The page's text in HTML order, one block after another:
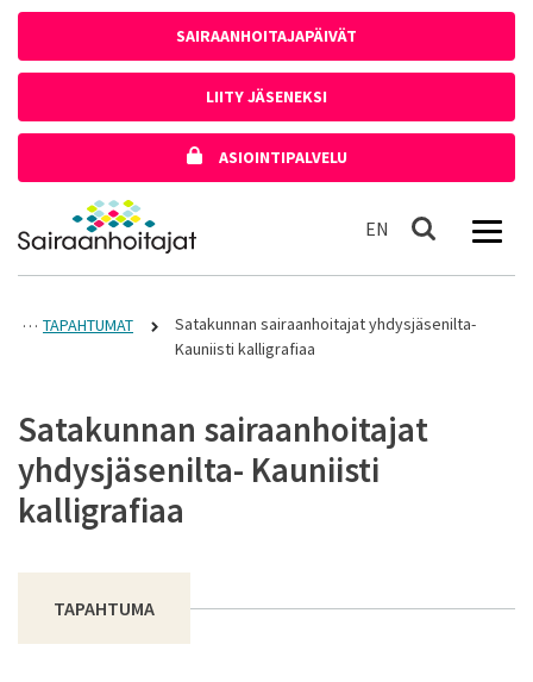
SAIRAANHOITAJAPÄIVÄT
LIITY JÄSENEKSI
ASIOINTIPALVELU
Etusivulle
EN In English
Haku
TAPAHTUMAT
Satakunnan sairaanhoitajat yhdysjäsenilta-
Kauniisti kalligrafiaa
Satakunnan sairaanhoitajat
yhdysjäsenilta- Kauniisti
kalligrafiaa
TAPAHTUMA